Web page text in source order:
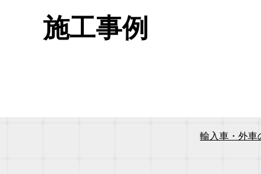
施工事例
輸入車・外車